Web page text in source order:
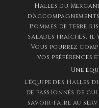
Halles du
Pommes de terre
salades fraîches, il
Vous pourrez
vos préférences
Une
L'équipe des Halles
de passionnés de
savoir-faire au